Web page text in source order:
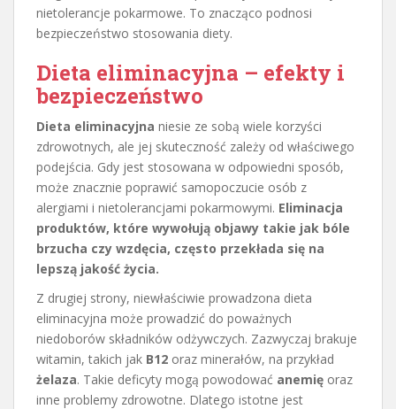
nietolerancje pokarmowe. To znacząco podnosi
bezpieczeństwo stosowania diety.
Dieta eliminacyjna – efekty i
bezpieczeństwo
Dieta eliminacyjna niesie ze sobą wiele korzyści
zdrowotnych, ale jej skuteczność zależy od właściwego
podejścia. Gdy jest stosowana w odpowiedni sposób,
może znacznie poprawić samopoczucie osób z
alergiami i nietolerancjami pokarmowymi. Eliminacja
produktów, które wywołują objawy takie jak bóle
brzucha czy wzdęcia, często przekłada się na
lepszą jakość życia.
Z drugiej strony, niewłaściwie prowadzona dieta
eliminacyjna może prowadzić do poważnych
niedoborów składników odżywczych. Zazwyczaj brakuje
witamin, takich jak B12 oraz minerałów, na przykład
żelaza. Takie deficyty mogą powodować anemię oraz
inne problemy zdrowotne. Dlatego istotne jest